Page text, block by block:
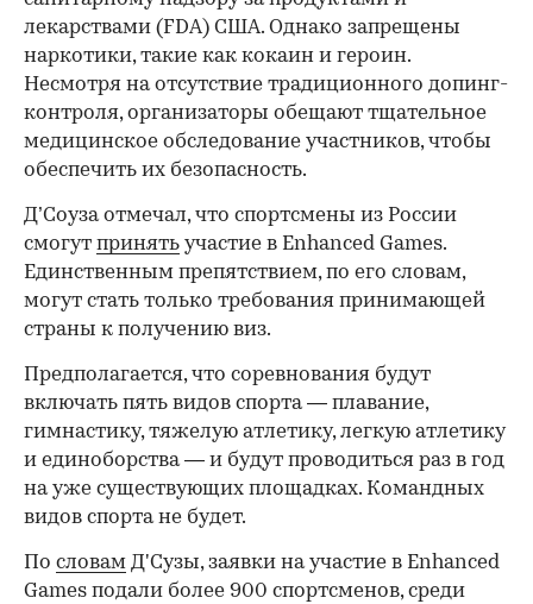
лекарствами (FDA) США. Однако запрещены
наркотики, такие как кокаин и героин.
Несмотря на отсутствие традиционного допинг-
контроля, организаторы обещают тщательное
медицинское обследование участников, чтобы
обеспечить их безопасность.
Д’Соуза отмечал, что спортсмены из России
смогут принять участие в Enhanced Games.
Единственным препятствием, по его словам,
могут стать только требования принимающей
страны к получению виз.
Предполагается, что соревнования будут
включать пять видов спорта — плавание,
гимнастику, тяжелую атлетику, легкую атлетику
и единоборства — и будут проводиться раз в год
на уже существующих площадках. Командных
видов спорта не будет.
По словам Д'Сузы, заявки на участие в Enhanced
Games подали более 900 спортсменов, среди